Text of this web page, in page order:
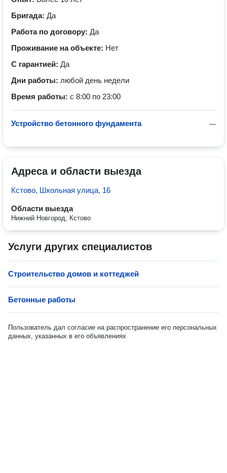
Бригада: Да
Работа по договору: Да
Проживание на объекте: Нет
С гарантией: Да
Дни работы: любой день недели
Время работы: с 8:00 по 23:00
—
Устройство бетонного фундамента
Адреса и области выезда
Кстово, Школьная улица, 16
Области выезда
Нижний Новгород, Кстово
Услуги других специалистов
Строительство домов и коттеджей
Бетонные работы
Пользователь дал согласие на распространение его персональных
данных, указанных в его объявлениях